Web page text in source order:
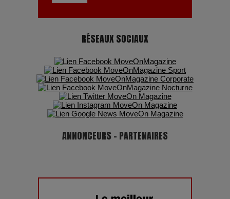
RÉSEAUX SOCIAUX
ANNONCEURS - PARTENAIRES